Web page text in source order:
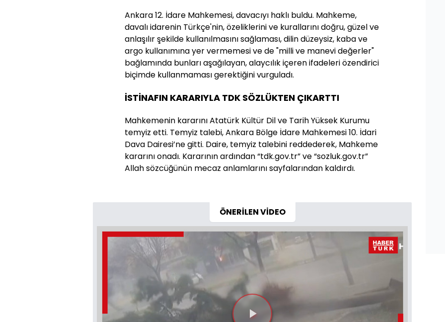
Ankara 12. İdare Mahkemesi, davacıyı haklı buldu. Mahkeme,
davalı idarenin Türkçe'nin, özeliklerini ve kurallarını doğru, güzel ve
anlaşılır şekilde kullanılmasını sağlaması, dilin düzeysiz, kaba ve
argo kullanımına yer vermemesi ve de "milli ve manevi değerler"
bağlamında bunları aşağılayan, alaycılık içeren ifadeleri özendirici
biçimde kullanmaması gerektiğini vurguladı.
İSTİNAFIN KARARIYLA TDK SÖZLÜKTEN ÇIKARTTI
Mahkemenin kararını Atatürk Kültür Dil ve Tarih Yüksek Kurumu
temyiz etti. Temyiz talebi, Ankara Bölge İdare Mahkemesi 10. İdari
Dava Dairesi’ne gitti. Daire, temyiz talebini reddederek, Mahkeme
kararını onadı. Kararının ardından “tdk.gov.tr” ve “sozluk.gov.tr”
Allah sözcüğünün mecaz anlamlarını sayfalarından kaldırdı.
ÖNERİLEN VİDEO